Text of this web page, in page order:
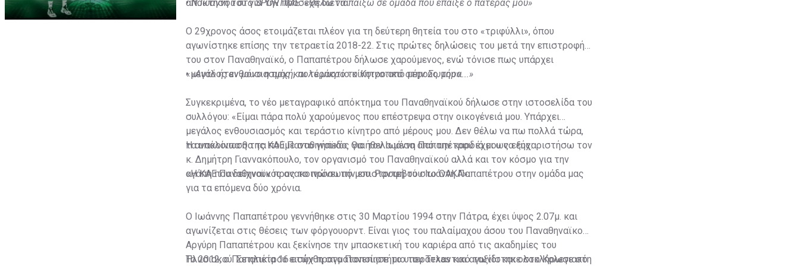
απόκτησή του για την προσεχή διετία.
•Ν.Ιωάννου στο SPORTIME: «Θέλω να παίξω σε ομάδα που έπαιξε ο πατέρας μου»
Ο 29χρονος άσος ετοιμάζεται πλέον για τη δεύτερη θητεία του στο «τριφύλλι», όπου
αγωνίστηκε επίσης την τετραετία 2018-22. Στις πρώτες δηλώσεις του μετά την επιστροφή
του στον Παναθηναϊκό, ο Παπαπέτρου δήλωσε χαρούμενος, ενώ τόνισε πως υπάρχει
«μεγάλος ενθουσιασμός και τεράστιο κίνητρο από μέρους μου».
•«Αυτό ήταν μόνο η αρχή, πολύ μικρό το Κοινοτικό στην Σωτήρα...»
Συγκεκριμένα, το νέο μεταγραφικό απόκτημα του Παναθηναϊκού δήλωσε στην ιστοσελίδα του
συλλόγου: «Είμαι πάρα πολύ χαρούμενος που επέστρεψα στην οικογένειά μου. Υπάρχει
μεγάλος ενθουσιασμός και τεράστιο κίνητρο από μέρους μου. Δεν θέλω να πω πολλά τώρα,
τα υπόλοιπα θα τα πούμε στο γήπεδο. Θα ήθελα μέσα από την καρδιά μου να ευχαριστήσω τον
κ. Δημήτρη Γιαννακόπουλο, τον οργανισμό του Παναθηναϊκού αλλά και τον κόσμο για την
αγάπη που δείχνουν προς το πρόσωπό μου. Ραντεβού στο ΟΑΚΑ».
Η ανακοίνωση της ΚΑΕ Παναθηναϊκός για τον Ιωάννη Παπαπέτρου έχει ως εξής:
«Η ΚΑΕ Παναθηναϊκός ανακοινώνει την επιστροφή του Ιωάννη Παπαπέτρου στην ομάδα μας
για τα επόμενα δύο χρόνια.
Ο Ιωάννης Παπαπέτρου γεννήθηκε στις 30 Μαρτίου 1994 στην Πάτρα, έχει ύψος 2.07μ. και
αγωνίζεται στις θέσεις των φόργουορντ. Είναι γιος του παλαίμαχου άσου του Παναθηναϊκού,
Αργύρη Παπαπέτρου και ξεκίνησε την μπασκετική του καριέρα από τις ακαδημίες του
Ηλυσιακού. Σε ηλικία 16 ετών πραγματοποίησε το υπερατλαντικό ταξίδι και ολοκλήρωσε στη
Το 2012, ο Παπαπέτρου εισήχθη στο Πανεπιστήμιο του Texas και αγωνίστηκε στο Κολεγιακό